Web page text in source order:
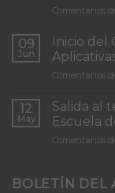
Comentarios
09
Jun
Inicio del
Comentarios
12
May
Salida al
Escuela
Comentarios
BOLETÍN DEL